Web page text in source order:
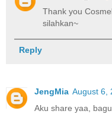
Thank you
silahkan~
Reply
JengMia August 6,
Aku share yaa,